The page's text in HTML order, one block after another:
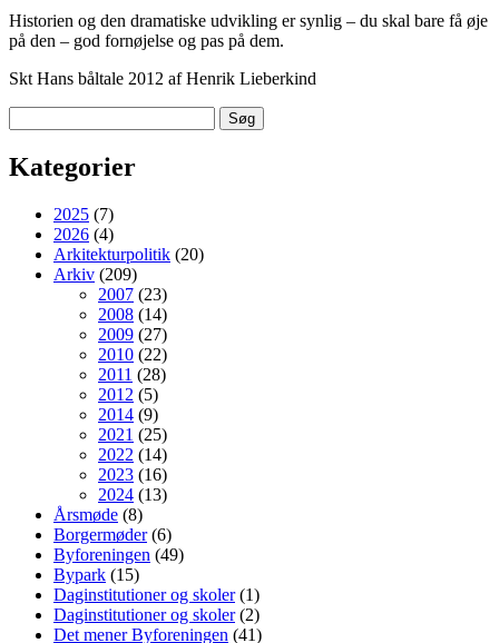
Historien og den dramatiske udvikling er synlig – du skal bare få øje
på den – god fornøjelse og pas på dem.
Skt Hans båltale 2012 af Henrik Lieberkind
efter:
Kategorier
2025 (7)
2026 (4)
Arkitekturpolitik (20)
Arkiv (209)
2007 (23)
2008 (14)
2009 (27)
2010 (22)
2011 (28)
2012 (5)
2014 (9)
2021 (25)
2022 (14)
2023 (16)
2024 (13)
Årsmøde (8)
Borgermøder(6)
Byforeningen (49)
Bypark (15)
Daginstitutioner og skoler(1)
Daginstitutioner og skoler(2)
Det mener Byforeningen (41)